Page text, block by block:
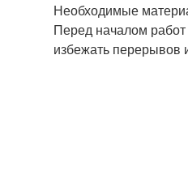
Необходимые
Перед началом
избежать перерывов